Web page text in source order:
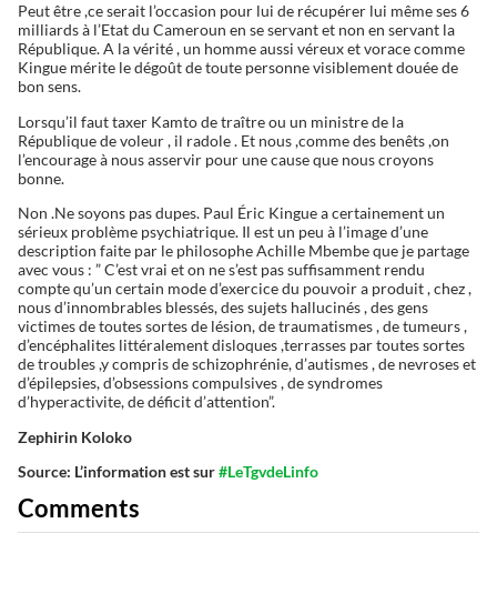
Peut être ,ce serait l’occasion pour lui de récupérer lui même ses 6
milliards à l’Etat du Cameroun en se servant et non en servant la
République. A la vérité , un homme aussi véreux et vorace comme
Kingue mérite le dégoût de toute personne visiblement douée de
bon sens.
Lorsqu’il faut taxer Kamto de traître ou un ministre de la
République de voleur , il radole . Et nous ,comme des benêts ,on
l’encourage à nous asservir pour une cause que nous croyons
bonne.
Non .Ne soyons pas dupes. Paul Éric Kingue a certainement un
sérieux problème psychiatrique. Il est un peu à l’image d’une
description faite par le philosophe Achille Mbembe que je partage
avec vous : ” C’est vrai et on ne s’est pas suffisamment rendu
compte qu’un certain mode d’exercice du pouvoir a produit , chez ,
nous d’innombrables blessés, des sujets hallucinés , des gens
victimes de toutes sortes de lésion, de traumatismes , de tumeurs ,
d’encéphalites littéralement disloques ,terrasses par toutes sortes
de troubles ,y compris de schizophrénie, d’autismes , de nevroses et
d’épilepsies, d’obsessions compulsives , de syndromes
d’hyperactivite, de déficit d’attention”.
Zephirin Koloko
Source: L’information est sur#LeTgvdeLinfo
Comments